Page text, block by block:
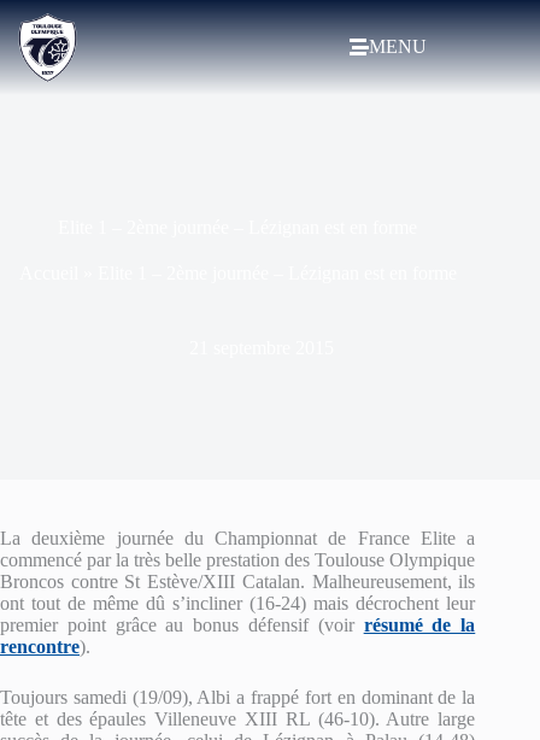
MENU
La deuxième journée du Championnat de France Elite a
commencé par la très belle prestation des Toulouse Olympique
Broncos contre St Estève/XIII Catalan. Malheureusement, ils
ont tout de même dû s’incliner (16-24) mais décrochent leur
premier point grâce au bonus défensif (voir résumé de la
rencontre).
Toujours samedi (19/09), Albi a frappé fort en dominant de la
tête et des épaules Villeneuve XIII RL (46-10). Autre large